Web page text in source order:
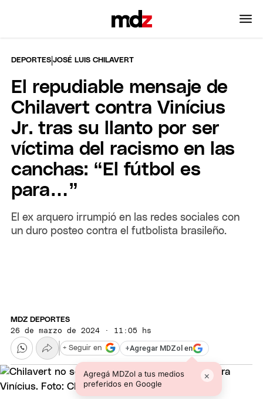
DEPORTES |JOSÉ LUIS CHILAVERT
El repudiable mensaje de
Chilavert contra Vinícius
Jr. tras su llanto por ser
víctima del racismo en las
canchas: “El fútbol es
para…”
El ex arquero irrumpió en las redes sociales con
un duro posteo contra el futbolista brasileño.
MDZ DEPORTES
26 de marzo de 2024 · 11:05 hs
+Agregar MDZol en
Agregá MDZol a tus medios
preferidos en Google
×
+ Seguir en